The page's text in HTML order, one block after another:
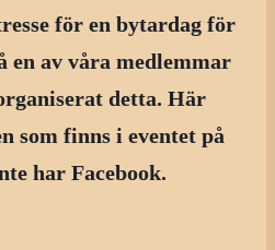
för en bytardag för
en av våra medlemmar
detta. Här
som finns i eventet på
har Facebook.